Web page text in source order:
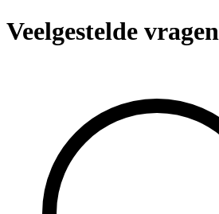
Veelgestelde vragen